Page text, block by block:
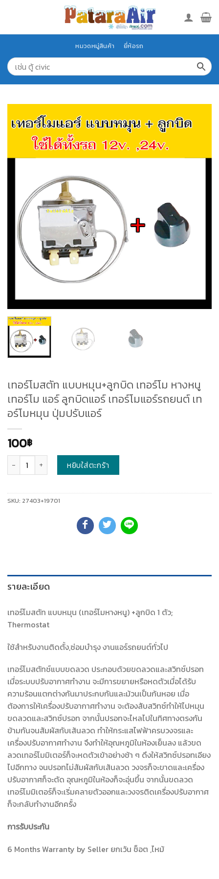
หมวดหมู่สินค้า ยี่ห้อรถ
เทอร์โมสตัท แบบหมุน+ลูกบิด เทอร์โม หางหนู
เทอร์โม แอร์ ลูกบิดแอร์ เทอร์โมแอร์รถยนต์ เท
อร์โมหมุน ปุ่มปรับแอร์
100฿
หยิบใส่ตะกร้า
SKU: 27403+19701
รายละเอียด
เทอร์โมสตัท แบบหมุน (เทอร์โมหางหนู) +ลูกบิด 1 ตัว;
Thermostat
ใช้สำหรับงานติดตั้ง,ซ่อมบำรุง งานแอร์รถยนต์ทั่วไป
เทอร์โมสตัทช์แบบขดลวด ประกอบด้วยขดลวดและสวิทช์ปรอท
เมื่อระบบปรับอากาศทำงาน จะมีการขยายหรือหดตัวเมื่อได้รับ
ความร้อนแตกต่างกันมาประกบกันและม้วนเป็นก้นหอย เมื่อ
ต้องการให้เครื่องปรับอากาศทำงาน จะต้องสับสวิทซ์ทำให้ไปหมุน
ขดลวดและสวิทซ์ปรอท จากนั้นปรอทจะไหลไปในทิศทางตรงกัน
ข้ามกันจนสัมผัสกับเส้นลวด ทำให้กระแสไฟฟ้าครบวงจรและ
เครื่องปรับอากาศทำงาน จึงทำให้อุณหภูมิในห้องเย็นลง แล้วขด
ลวดเทอร์โมมิเตอร์ก็จะหดตัวเข้าอย่างช้า ๆ ดึงให้สวิทซ์ปรอทเอียง
ไปอีกทาง จนปรอทไม่สัมผัสกับเส้นลวด วงจรก็จะขาดและเครื่อง
ปรับอากาศก็จะตัด อุณหภูมิในห้องก็จะอุ่นขึ้น จากนั้นขดลวด
เทอร์โมมิเตอร์ก็จะเริ่มคลายตัวออกและวงจรติดเครื่องปรับอากาศ
ก็จะกลับทำงานอีกครั้ง
การรับประกัน
6 Months Warranty by Seller ยกเว้น ช็อต ,ไหม้